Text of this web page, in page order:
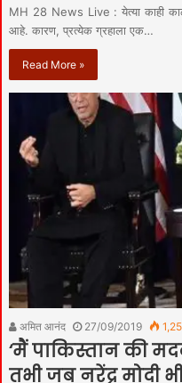
MH 28 News Live : येत्या काही
आहे. कारण, प्रत्येक ग्रहाला एक…
Read More »
अमित आनंद 27/09/2019
‘मैं पाकिस्तान की
तभी जब नरेंद्र मोदी